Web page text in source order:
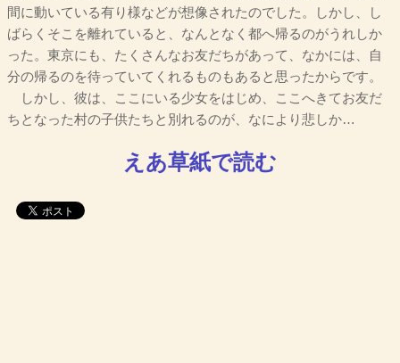
間に動いている有り様などが想像されたのでした。しかし、し
ばらくそこを離れていると、なんとなく都へ帰るのがうれしか
った。東京にも、たくさんなお友だちがあって、なかには、自
分の帰るのを待っていてくれるものもあると思ったからです。
しかし、彼は、ここにいる少女をはじめ、ここへきてお友だ
ちとなった村の子供たちと別れるのが、なにより悲しか…
えあ草紙で読む